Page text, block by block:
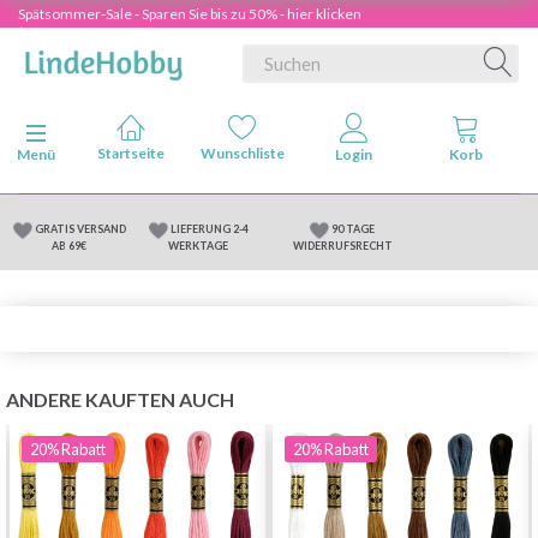
Spätsommer-Sale - Sparen Sie bis zu 50% - hier klicken
Anzeige ändern
Menü
GRATIS VERSAND
AB 69€
LIEFERUNG 2-4
WERKTAGE
90 TAGE
WIDERRUFSRECHT
ANDERE KAUFTEN AUCH
20%Rabatt 20%Rabatt